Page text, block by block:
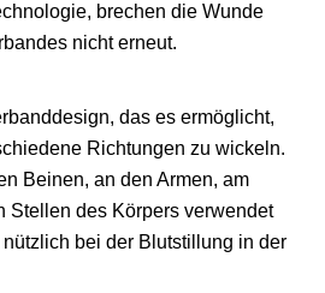
brechen die Wunde
nicht erneut.
das es ermöglicht,
Richtungen zu wickeln.
Beinen, an den Armen, am
Stellen des Körpers verwendet
bei der Blutstillung in der